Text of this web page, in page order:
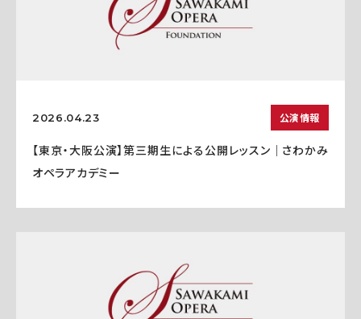
2026.04.23 公演情報
【東京・大阪公演】第三期生による公開レッスン｜さわかみ
オペラアカデミー